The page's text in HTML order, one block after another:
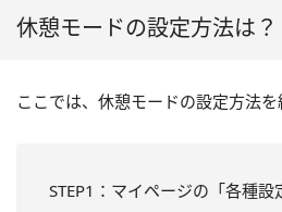
休憩モードの設定方法は？
ここでは、休憩モードの設定方法を
STEP1：マイページの「各種設